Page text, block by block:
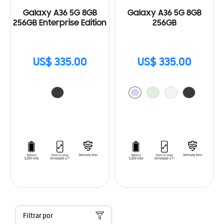
Galaxy A36 5G 8GB
256GB Enterprise Edition
US$ 335.00
Galaxy A36 5G 8GB
256GB
US$ 335.00
Filtrar por